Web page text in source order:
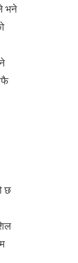
भने
छ